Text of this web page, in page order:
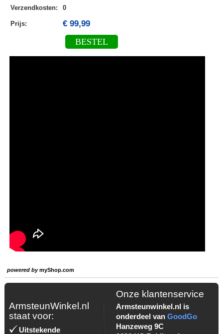
Verzendkosten: 0
Prijs: € 99,99
BESTEL
powered bymyShop.com
ArmsteunWinkel.nl
staat voor:
Uitstekende
Onze klantenservice
Armsteunwinkel.nl is
onderdeel van GoodGo
Hanzeweg 9C